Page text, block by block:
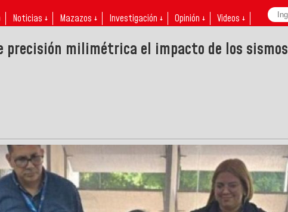
Noticias ↓ Mazazos ↓ Investigación ↓ Opinión ↓ Videos ↓
precisión milimétrica el impacto de los sismos